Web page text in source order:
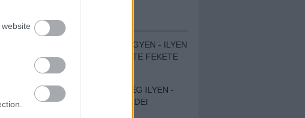
BESZÁMOLÓK
ZENÉS TÁBOR A HEGYEN - ILYEN
VOLT A VÍRUS SZÜLTE FEKETE
ZAJ FESZTIVÁL
SOHA NEM VOLT MÉG ILYEN -
BESZÁMOLÓNK AZ IDEI